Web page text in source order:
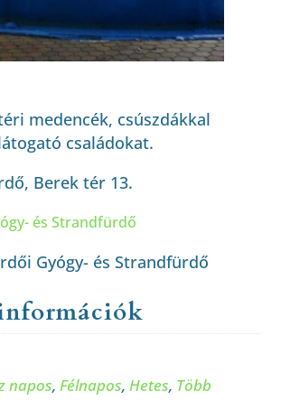
medencék, csúszdákkal
családokat.
Berek tér 13.
és Strandfürdő
Gyógy- és Strandfürdő
napos,Félnapos,Hetes, Több